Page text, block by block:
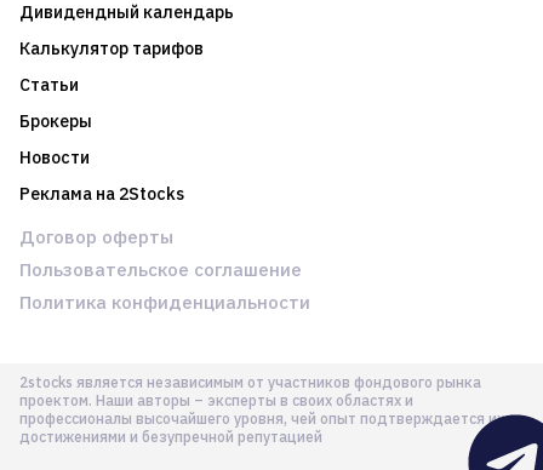
Дивидендный календарь
Калькулятор тарифов
Статьи
Брокеры
Новости
Реклама на 2Stocks
2stocks является независимым от участников фондового рынка
проектом. Наши авторы – эксперты в своих областях и
профессионалы высочайшего уровня, чей опыт подтверждается их
достижениями и безупречной репутацией
Договор оферты
Пользовательское соглашение
Политика конфиденциальности